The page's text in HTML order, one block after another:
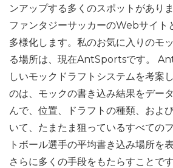
ンアップする多くのスポットがあり
ファンタジーサッカーのWebサイト
多様化します。私のお気に入りのモ
る場所は、現在AntSportsです。
しいモックドラフトシステムを考案
のは、モックの書き込み結果をデー
んで、位置、ドラフトの種類、およ
いて、たまたま狙っているすべての
トボール選手の平均書き込み場所を
さらに多くの手段をもたらすことで